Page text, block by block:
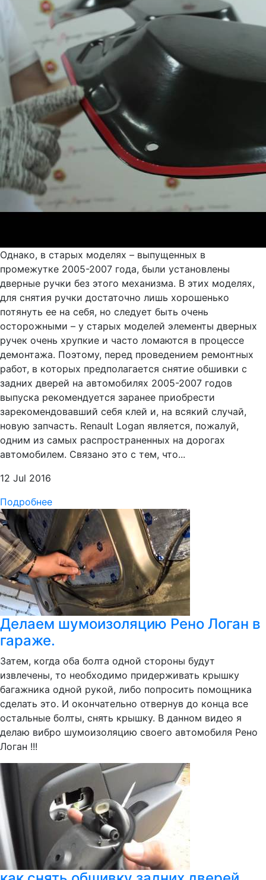
Однако, в старых моделях – выпущенных в
промежутке 2005-2007 года, были установлены
дверные ручки без этого механизма. В этих моделях,
для снятия ручки достаточно лишь хорошенько
потянуть ее на себя, но следует быть очень
осторожными – у старых моделей элементы дверных
ручек очень хрупкие и часто ломаются в процессе
демонтажа. Поэтому, перед проведением ремонтных
работ, в которых предполагается снятие обшивки с
задних дверей на автомобилях 2005-2007 годов
выпуска рекомендуется заранее приобрести
зарекомендовавший себя клей и, на всякий случай,
новую запчасть. Renault Logan является, пожалуй,
одним из самых распространенных на дорогах
автомобилем. Связано это с тем, что...
12 Jul 2016
Подробнее
Делаем шумоизоляцию Рено Логан в
гараже.
Затем, когда оба болта одной стороны будут
извлечены, то необходимо придерживать крышку
багажника одной рукой, либо попросить помощника
сделать это. И окончательно отвернув до конца все
остальные болты, снять крышку. В данном видео я
делаю вибро шумоизоляцию своего автомобиля Рено
Логан !!!